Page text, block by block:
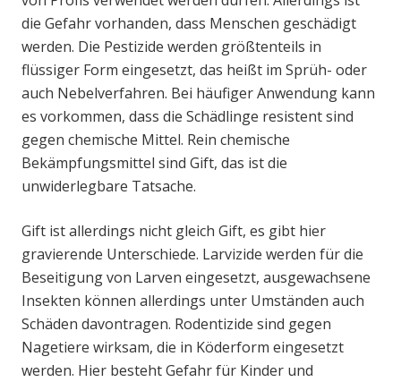
die Gefahr vorhanden, dass Menschen geschädigt
werden. Die Pestizide werden größtenteils in
flüssiger Form eingesetzt, das heißt im Sprüh- oder
auch Nebelverfahren. Bei häufiger Anwendung kann
es vorkommen, dass die Schädlinge resistent sind
gegen chemische Mittel. Rein chemische
Bekämpfungsmittel sind Gift, das ist die
unwiderlegbare Tatsache.
Gift ist allerdings nicht gleich Gift, es gibt hier
gravierende Unterschiede. Larvizide werden für die
Beseitigung von Larven eingesetzt, ausgewachsene
Insekten können allerdings unter Umständen auch
Schäden davontragen. Rodentizide sind gegen
Nagetiere wirksam, die in Köderform eingesetzt
werden. Hier besteht Gefahr für Kinder und